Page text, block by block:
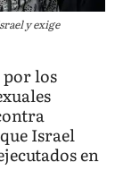
y exige
los
Israel
en